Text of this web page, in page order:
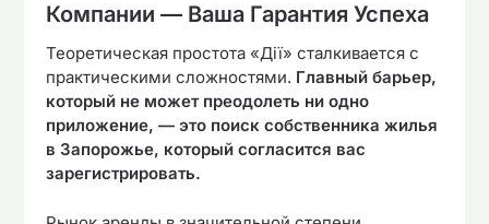
Компании — Ваша Гарантия Успеха
Теоретическая простота «Дії» сталкивается с
практическими сложностями. Главный барьер,
который не может преодолеть ни одно
приложение, — это поиск собственника жилья
в Запорожье, который согласится вас
зарегистрировать.